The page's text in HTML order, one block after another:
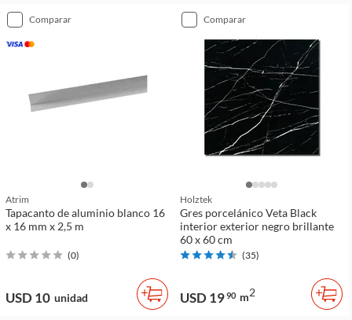
comparar
Atrim
Tapacanto de aluminio blanco 16
x 16 mm x 2,5 m
(0)
USD 10 unidad
comparar
Holztek
Gres porcelánico Veta Black
interior exterior negro brillante
60 x 60 cm
(35)
USD 1990 m2